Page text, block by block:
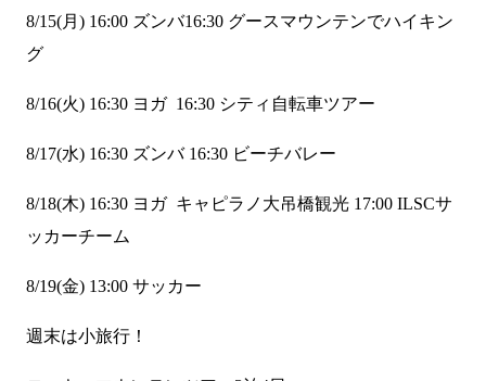
8/15(月) 16:00 ズンバ16:30 グースマウンテンでハイキン
グ
8/16(火) 16:30 ヨガ 16:30 シティ自転車ツアー
8/17(水) 16:30 ズンバ 16:30 ビーチバレー
8/18(木) 16:30 ヨガ キャピラノ大吊橋観光 17:00 ILSCサ
ッカーチーム
8/19(金) 13:00 サッカー
週末は小旅行！